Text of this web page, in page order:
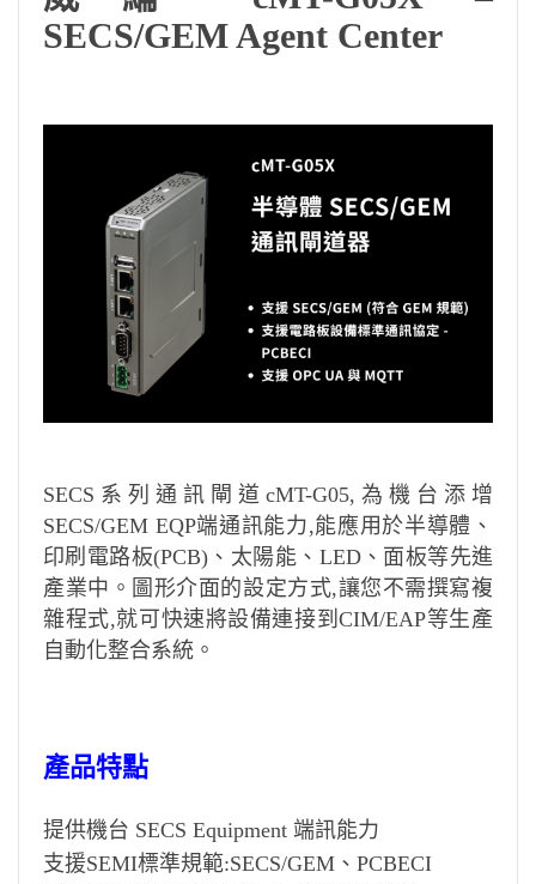
SECS/GEM Agent Center
SECS系列通訊閘道cMT-G05,為機台添增
SECS/GEM EQP端通訊能力,能應用於半導體、
印刷電路板(PCB)、太陽能、LED、面板等先進
產業中。圖形介面的設定方式,讓您不需撰寫複
雜程式,就可快速將設備連接到CIM/EAP等生產
自動化整合系統。
產品特點
提供機台 SECS Equipment 端訊能力
支援SEMI標準規範:SECS/GEM、PCBECI